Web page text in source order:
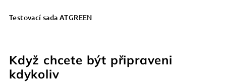
Testovací sada ATGREEN
Když chcete být připraveni
kdykoliv